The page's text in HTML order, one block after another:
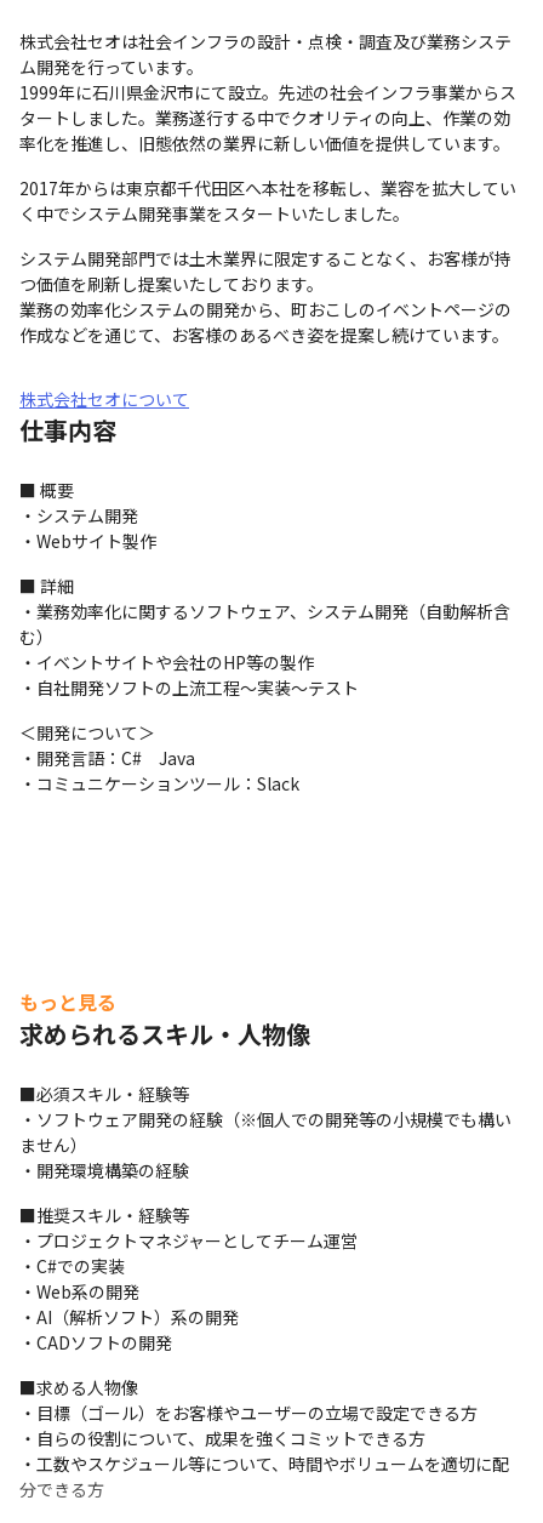
株式会社セオは社会インフラの設計・点検・調査及び業務システ
ム開発を行っています。
1999年に石川県金沢市にて設立。先述の社会インフラ事業からス
タートしました。業務遂行する中でクオリティの向上、作業の効
率化を推進し、旧態依然の業界に新しい価値を提供しています。
2017年からは東京都千代田区へ本社を移転し、業容を拡大してい
く中でシステム開発事業をスタートいたしました。
システム開発部門では土木業界に限定することなく、お客様が持
つ価値を刷新し提案いたしております。
業務の効率化システムの開発から、町おこしのイベントページの
作成などを通じて、お客様のあるべき姿を提案し続けています。
株式会社セオについて
仕事内容
■ 概要
・システム開発
・Webサイト製作
■ 詳細
・業務効率化に関するソフトウェア、システム開発（自動解析含
む）
・イベントサイトや会社のHP等の製作
・自社開発ソフトの上流工程～実装～テスト
＜開発について＞
・開発言語：C#　Java
・コミュニケーションツール：Slack
もっと見る
求められるスキル・人物像
■必須スキル・経験等
・ソフトウェア開発の経験（※個人での開発等の小規模でも構い
ません）
・開発環境構築の経験
■推奨スキル・経験等
・プロジェクトマネジャーとしてチーム運営
・C#での実装
・Web系の開発
・AI（解析ソフト）系の開発
・CADソフトの開発
■求める人物像
・目標（ゴール）をお客様やユーザーの立場で設定できる方
・自らの役割について、成果を強くコミットできる方
・工数やスケジュール等について、時間やボリュームを適切に配
分できる方